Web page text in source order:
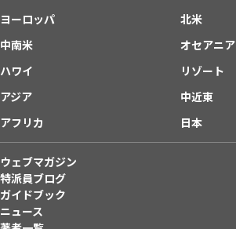
ヨーロッパ
北米
中南米
オセアニア
ハワイ
リゾート
アジア
中近東
アフリカ
日本
ウェブマガジン
特派員ブログ
ガイドブック
ニュース